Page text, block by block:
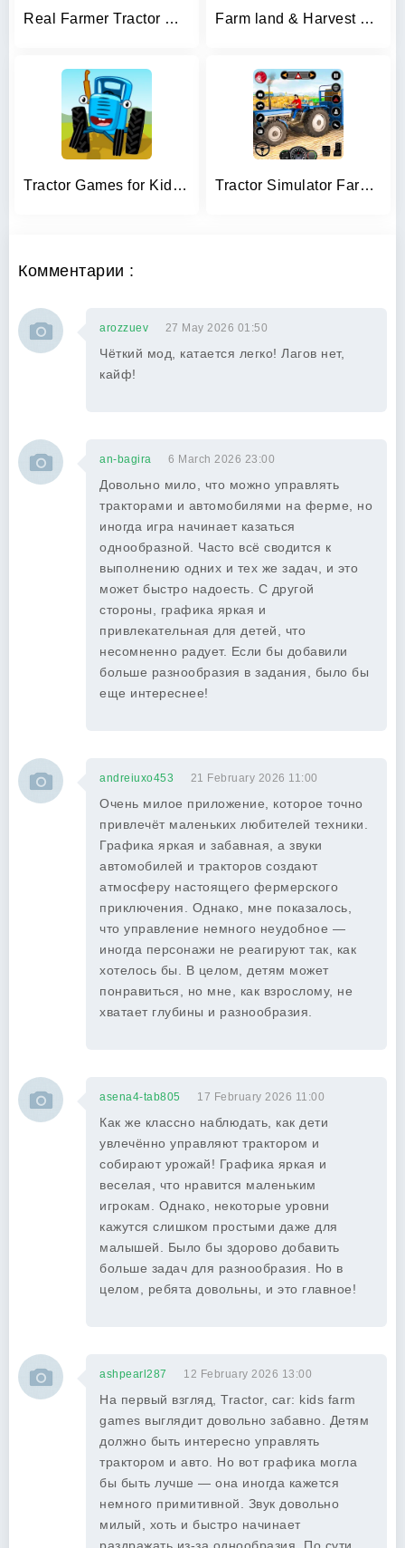
Real Farmer Tractor Drive Game Farm land & Harvest Kids Games
Tractor Games for Kids & Baby! Tractor Simulator Farm Games
Комментарии :
arozzuev 27 May 2026 01:50
Чёткий мод, катается легко! Лагов нет,
кайф!
an-bagira 6 March 2026 23:00
Довольно мило, что можно управлять
тракторами и автомобилями на ферме, но
иногда игра начинает казаться
однообразной. Часто всё сводится к
выполнению одних и тех же задач, и это
может быстро надоесть. С другой
стороны, графика яркая и
привлекательная для детей, что
несомненно радует. Если бы добавили
больше разнообразия в задания, было бы
еще интереснее!
andreiuxo453 21 February 2026 11:00
Очень милое приложение, которое точно
привлечёт маленьких любителей техники.
Графика яркая и забавная, а звуки
автомобилей и тракторов создают
атмосферу настоящего фермерского
приключения. Однако, мне показалось,
что управление немного неудобное —
иногда персонажи не реагируют так, как
хотелось бы. В целом, детям может
понравиться, но мне, как взрослому, не
хватает глубины и разнообразия.
asena4-tab805 17 February 2026 11:00
Как же классно наблюдать, как дети
увлечённо управляют трактором и
собирают урожай! Графика яркая и
веселая, что нравится маленьким
игрокам. Однако, некоторые уровни
кажутся слишком простыми даже для
малышей. Было бы здорово добавить
больше задач для разнообразия. Но в
целом, ребята довольны, и это главное!
ashpearl287 12 February 2026 13:00
На первый взгляд, Tractor, car: kids farm
games выглядит довольно забавно. Детям
должно быть интересно управлять
трактором и авто. Но вот графика могла
бы быть лучше — она иногда кажется
немного примитивной. Звук довольно
милый, хоть и быстро начинает